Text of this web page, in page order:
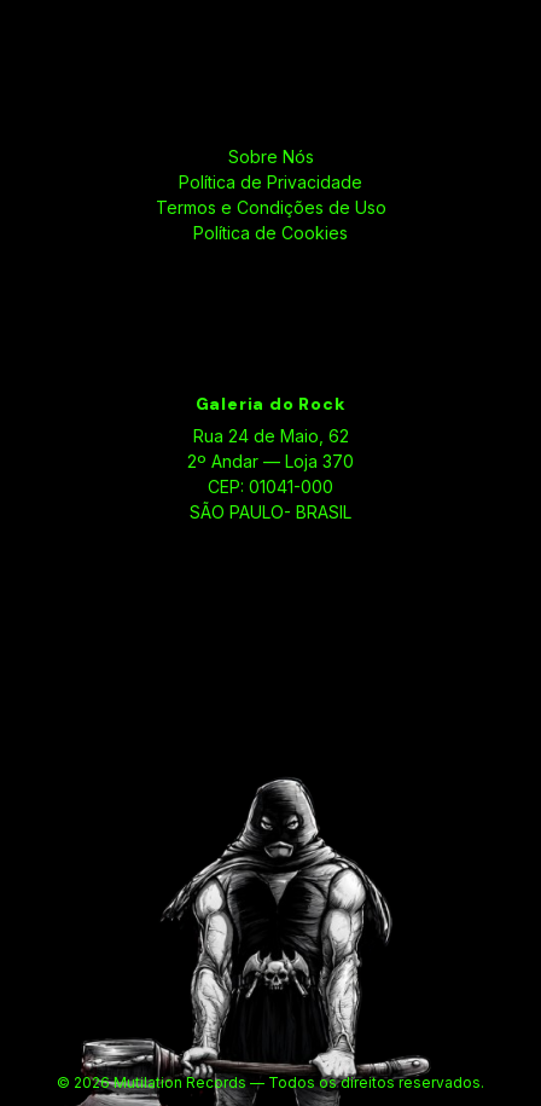
Sobre Nós
Política de Privacidade
Termos e Condições de Uso
Política de Cookies
Galeria do Rock
Rua 24 de Maio, 62
2º Andar — Loja 370
CEP: 01041-000
SÃO PAULO- BRASIL
© 2026 Mutilation Records — Todos os direitos reservados.